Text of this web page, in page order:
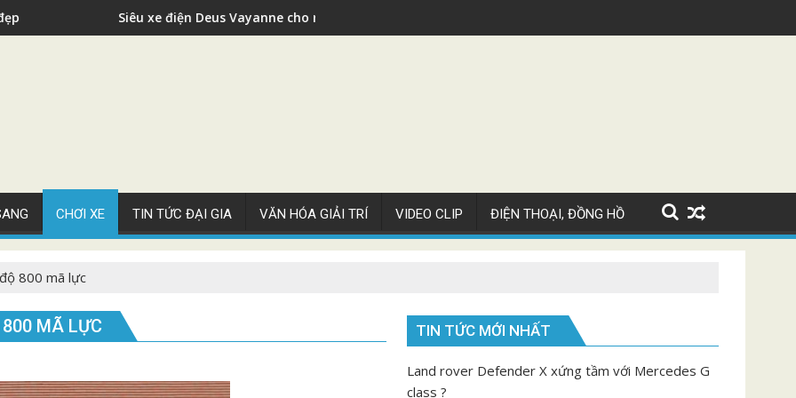
Deus Vayanne cho nhà giàu Siêu xe Bugatti Chiron Super Sport giá 82 tỷ
CHƠI XE TIN TỨC ĐẠI GIA VĂN HÓA GIẢI TRÍ VIDEO CLIP ĐIỆN THOẠI, ĐỒNG HỒ
800 mã lực
800 MÃ LỰC TIN TỨC MỚI NHẤT
Land rover Defender X xứng tầm với Mercedes G
class ?